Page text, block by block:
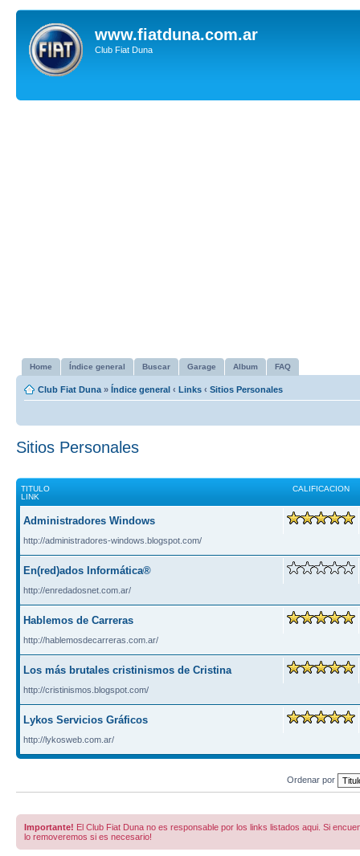
www.fiatduna.com.ar
Club Fiat Duna
Home Índice general Buscar Garage Album FAQ
Club Fiat Duna » Índice general ‹ Links ‹ Sitios Personales
Sitios Personales
TITULO
LINK
CALIFICACION
Administradores Windows
http://administradores-windows.blogspot.com/
En(red)ados Informática®
http://enredadosnet.com.ar/
Hablemos de Carreras
http://hablemosdecarreras.com.ar/
Los más brutales cristinismos de Cristina
http://cristinismos.blogspot.com/
Lykos Servicios Gráficos
http://lykosweb.com.ar/
Ordenar por
Importante! El Club Fiat Duna no es responsable por los links listados aqui. Si
lo removeremos si es necesario!